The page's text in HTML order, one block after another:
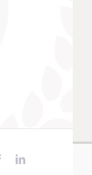
FacebookLinkedIn